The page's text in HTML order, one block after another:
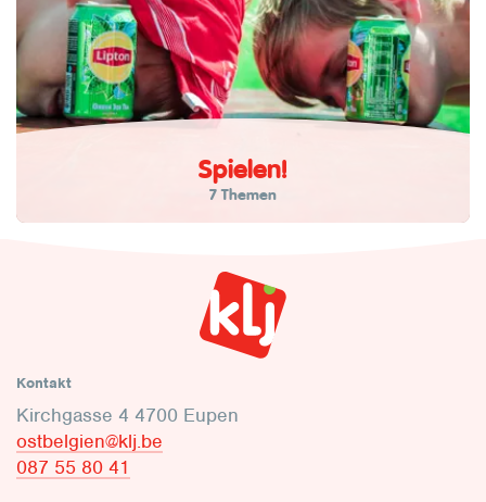
Spielen!
7 Themen
Kontakt
Kirchgasse 4 4700 Eupen
ostbelgien@klj.be
087 55 80 41